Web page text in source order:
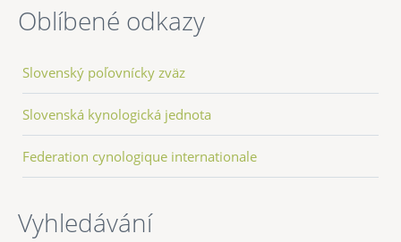
Oblíbené odkazy
Slovenský poľovnícky zväz
Slovenská kynologická jednota
Federation cynologique internationale
Vyhledávání